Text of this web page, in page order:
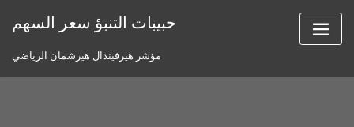
حبيبات التنبؤ سعر السهم
مؤشر هيرفيندال هيرشمان الرياضي